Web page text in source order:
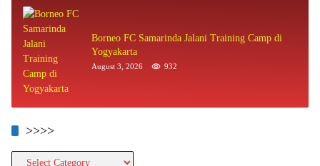
Borneo FC Samarinda Jalani Training Camp di
Yogyakarta
August 3, 2026 932
>>>>
>>>>